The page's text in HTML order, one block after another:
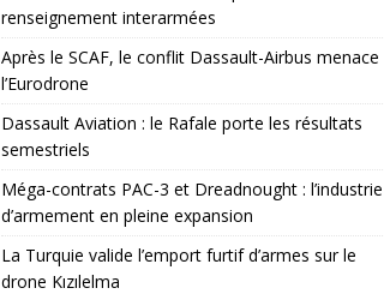
renseignement interarmées
Après le SCAF, le conflit Dassault-Airbus menace
l’Eurodrone
Dassault Aviation : le Rafale porte les résultats
semestriels
Méga-contrats PAC-3 et Dreadnought : l’industrie
d’armement en pleine expansion
La Turquie valide l’emport furtif d’armes sur le
drone Kızılelma